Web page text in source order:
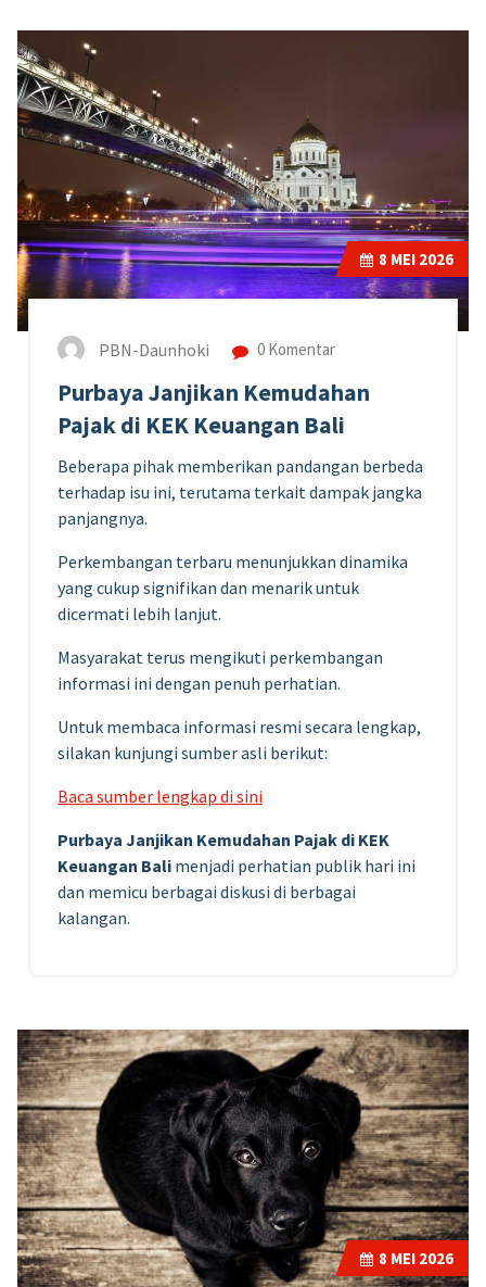
8 MEI 2026
PBN-Daunhoki 0 Komentar
Purbaya Janjikan Kemudahan
Pajak di KEK Keuangan Bali
Beberapa pihak memberikan pandangan berbeda
terhadap isu ini, terutama terkait dampak jangka
panjangnya.
Perkembangan terbaru menunjukkan dinamika
yang cukup signifikan dan menarik untuk
dicermati lebih lanjut.
Masyarakat terus mengikuti perkembangan
informasi ini dengan penuh perhatian.
Untuk membaca informasi resmi secara lengkap,
silakan kunjungi sumber asli berikut:
Baca sumber lengkap di sini
Purbaya Janjikan Kemudahan Pajak di KEK
Keuangan Bali menjadi perhatian publik hari ini
dan memicu berbagai diskusi di berbagai
kalangan.
8 MEI 2026